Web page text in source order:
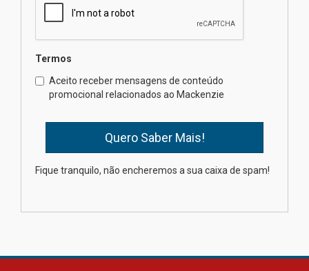
04.08.2026
internacionais
03.08.2026
Oncologista do HUEM ressalta
importância da prevenção e
diagnóstico precoce do câncer
de pulmão
Termos
Aceito receber mensagens de conteúdo
promocional relacionados ao Mackenzie
Fique tranquilo, não encheremos a sua caixa de spam!